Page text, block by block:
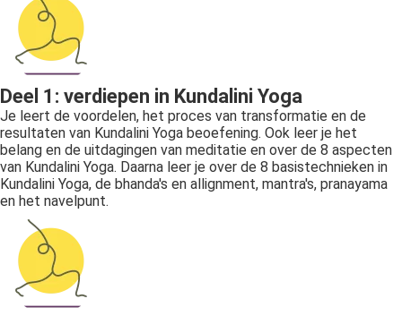
Deel 1: verdiepen in Kundalini Yoga
Je leert de voordelen, het proces van transformatie en de
resultaten van Kundalini Yoga beoefening. Ook leer je het
belang en de uitdagingen van meditatie en over de 8 aspecten
van Kundalini Yoga. Daarna leer je over de 8 basistechnieken in
Kundalini Yoga, de bhanda's en allignment, mantra's, pranayama
en het navelpunt.